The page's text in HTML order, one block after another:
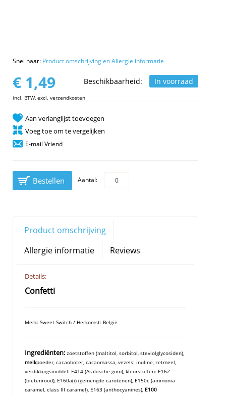
Snel naar: Product omschrijving en Allergie informatie
Beschikbaarheid: In voorraad
€ 1,49
incl. BTW, excl. verzendkosten
Aan verlanglijst toevoegen
Voeg toe om te vergelijken
E-mail Vriend
Bestellen Aantal:
Product omschrijving
Allergie informatie
Reviews
Details:
Confetti
Merk: Sweet Switch / Herkomst: België
Ingrediënten: zoetstoffen (maltitol, sorbitol, steviolglycosiden),
melkpoeder, cacaoboter, cacaomassa, vezels: inuline, zetmeel,
verdikkingsmiddel: E414 (Arabische gom), kleurstoffen: E162
(bietenrood), E160a(i) (gemengde carotenen), E150c (ammonia
caramel, class III caramel), E163 (anthocyanines), E100